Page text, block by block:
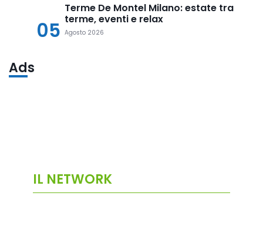
05
Terme De Montel Milano: estate tra
terme, eventi e relax
Agosto 2026
Ads
IL NETWORK